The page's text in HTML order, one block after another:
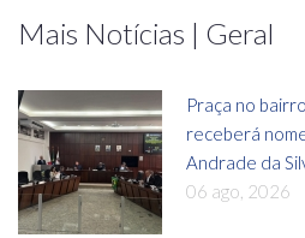
Mais Notícias | Geral
Praça no
receberá
Andrade da
06 ago, 2026